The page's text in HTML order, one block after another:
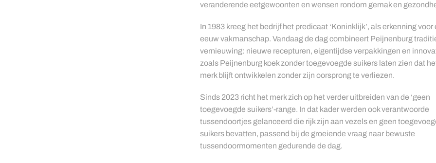
veranderende eetgewoonten en wensen rondom gemak en
In 1983 kreeg het bedrijf het predicaat ‘Koninklijk’, als erkenning voor
eeuw vakmanschap. Vandaag de dag combineert Peijnenburg
vernieuwing: nieuwe recepturen, eigentijdse verpakkingen en
zoals Peijnenburg koek zonder toegevoegde suikers laten zien dat
merk blijft ontwikkelen zonder zijn oorsprong te verliezen.
Sinds 2023 richt het merk zich op het verder uitbreiden van de ‘geen
toegevoegde suikers’-range. In dat kader werden ook verantwoorde
tussendoortjes gelanceerd die rijk zijn aan vezels en geen
suikers bevatten, passend bij de groeiende vraag naar bewuste
tussendoormomenten gedurende de dag.